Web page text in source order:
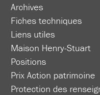
Archives
Fiches techniques
Liens utiles
Maison Henry-Stuart
Positions
Prix Action patrimoine
Protection des